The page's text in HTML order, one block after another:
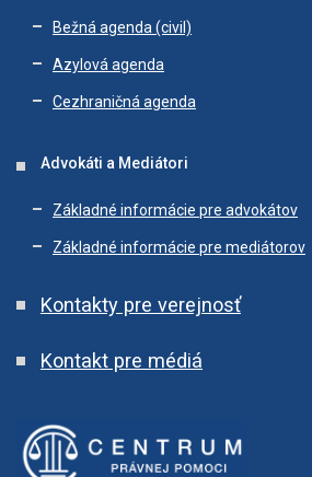
Bežná agenda (civil)
Azylová agenda
Cezhraničná agenda
Advokáti a Mediátori
Základné informácie pre advokátov
Základné informácie pre mediátorov
Kontakty pre verejnosť
Kontakt pre médiá